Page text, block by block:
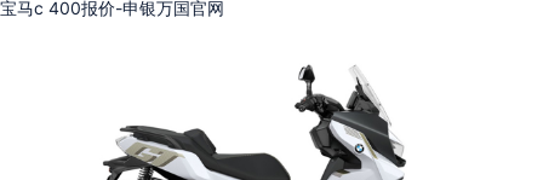
宝马c 400报价-申银万国官网